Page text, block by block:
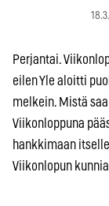
Perjantai.
eilen Yle aloitti
melkein. Mistä
Viikonloppuna
hankkimaan
Viikonlopun